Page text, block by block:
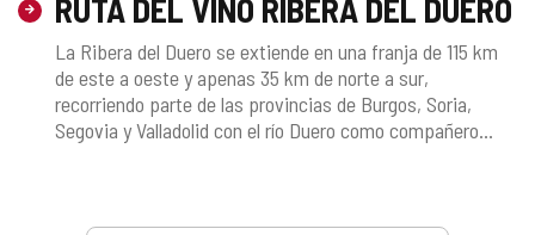
RUTA DEL VINO RIBERA DEL DUERO
La Ribera del Duero se extiende en una franja de 115 km
de este a oeste y apenas 35 km de norte a sur,
recorriendo parte de las provincias de Burgos, Soria,
Segovia y Valladolid con el río Duero como compañero...